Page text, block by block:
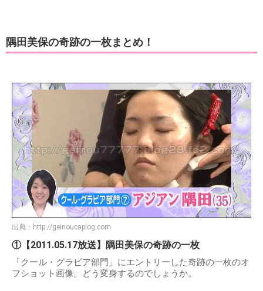
隅田美保の奇跡の一枚まとめ！
出典： http://geinoucaplog.com
①【2011.05.17放送】隅田美保の奇跡の一枚
「クール・グラビア部門」にエントリーした奇跡の一枚のオ
フショット画像。どう変身するのでしょうか。